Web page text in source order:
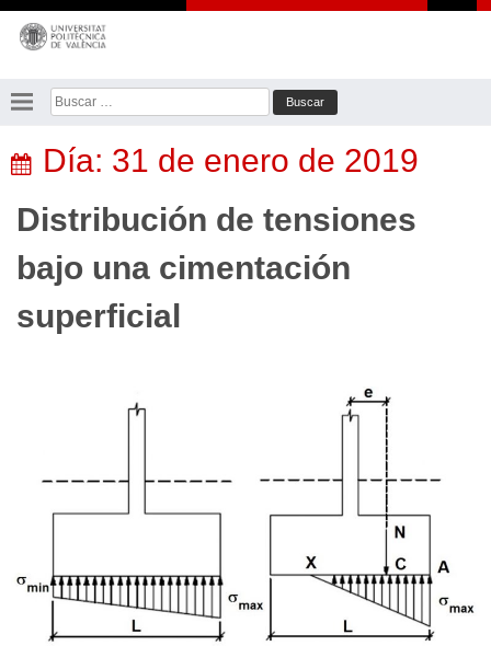
Saltar
contenido
Buscar:
Día: 31 de enero de 2019
Distribución de tensiones
bajo una cimentación
superficial